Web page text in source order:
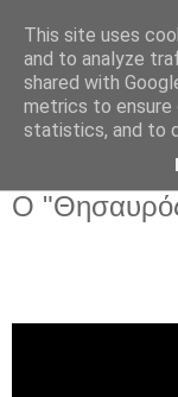
Αρχική Σελίδα
Ο
This site uses
and to analyze
shared with
metrics to ensure
statistics, and to